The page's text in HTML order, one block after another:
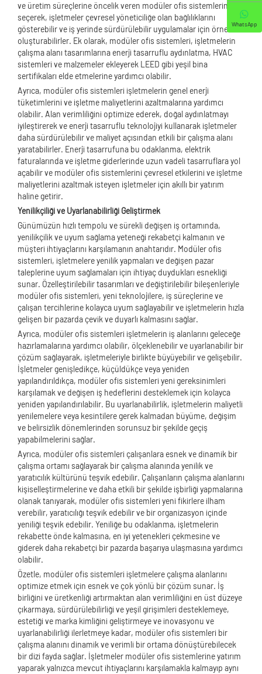
ve üretim süreçlerine öncelik veren modüler ofis sistemlerini
seçerek, işletmeler çevresel yöneticiliğe olan bağlılıklarını
gösterebilir ve iş yerinde sürdürülebilir uygulamalar için örnek
oluşturabilirler. Ek olarak, modüler ofis sistemleri, işletmelerin
çalışma alanı tasarımlarına enerji tasarruflu aydınlatma, HVAC
sistemleri ve malzemeler ekleyerek LEED gibi yeşil bina
sertifikaları elde etmelerine yardımcı olabilir.
Ayrıca, modüler ofis sistemleri işletmelerin genel enerji
tüketimlerini ve işletme maliyetlerini azaltmalarına yardımcı
olabilir. Alan verimliliğini optimize ederek, doğal aydınlatmayı
iyileştirerek ve enerji tasarruflu teknolojiyi kullanarak işletmeler
daha sürdürülebilir ve maliyet açısından etkili bir çalışma alanı
yaratabilirler. Enerji tasarrufuna bu odaklanma, elektrik
faturalarında ve işletme giderlerinde uzun vadeli tasarruflara yol
açabilir ve modüler ofis sistemlerini çevresel etkilerini ve işletme
maliyetlerini azaltmak isteyen işletmeler için akıllı bir yatırım
haline getirir.
Yenilikçiliği ve Uyarlanabilirliği Geliştirmek
Günümüzün hızlı tempolu ve sürekli değişen iş ortamında,
yenilikçilik ve uyum sağlama yeteneği rekabetçi kalmanın ve
müşteri ihtiyaçlarını karşılamanın anahtarıdır. Modüler ofis
sistemleri, işletmelere yenilik yapmaları ve değişen pazar
taleplerine uyum sağlamaları için ihtiyaç duydukları esnekliği
sunar. Özelleştirilebilir tasarımları ve değiştirilebilir bileşenleriyle
modüler ofis sistemleri, yeni teknolojilere, iş süreçlerine ve
çalışan tercihlerine kolayca uyum sağlayabilir ve işletmelerin hızla
gelişen bir pazarda çevik ve duyarlı kalmasını sağlar.
Ayrıca, modüler ofis sistemleri işletmelerin iş alanlarını geleceğe
hazırlamalarına yardımcı olabilir, ölçeklenebilir ve uyarlanabilir bir
çözüm sağlayarak, işletmeleriyle birlikte büyüyebilir ve gelişebilir.
İşletmeler genişledikçe, küçüldükçe veya yeniden
yapılandırıldıkça, modüler ofis sistemleri yeni gereksinimleri
karşılamak ve değişen iş hedeflerini desteklemek için kolayca
yeniden yapılandırılabilir. Bu uyarlanabilirlik, işletmelerin maliyetli
yenilemelere veya kesintilere gerek kalmadan büyüme, değişim
ve belirsizlik dönemlerinden sorunsuz bir şekilde geçiş
yapabilmelerini sağlar.
Ayrıca, modüler ofis sistemleri çalışanlara esnek ve dinamik bir
çalışma ortamı sağlayarak bir çalışma alanında yenilik ve
yaratıcılık kültürünü teşvik edebilir. Çalışanların çalışma alanlarını
kişiselleştirmelerine ve daha etkili bir şekilde işbirliği yapmalarına
olanak tanıyarak, modüler ofis sistemleri yeni fikirlere ilham
verebilir, yaratıcılığı teşvik edebilir ve bir organizasyon içinde
yeniliği teşvik edebilir. Yeniliğe bu odaklanma, işletmelerin
rekabette önde kalmasına, en iyi yetenekleri çekmesine ve
giderek daha rekabetçi bir pazarda başarıya ulaşmasına yardımcı
olabilir.
Özetle, modüler ofis sistemleri işletmelere çalışma alanlarını
optimize etmek için esnek ve çok yönlü bir çözüm sunar. İş
birliğini ve üretkenliği artırmaktan alan verimliliğini en üst düzeye
çıkarmaya, sürdürülebilirliği ve yeşil girişimleri desteklemeye,
estetiği ve marka kimliğini geliştirmeye ve inovasyonu ve
uyarlanabilirliği ilerletmeye kadar, modüler ofis sistemleri bir
çalışma alanını dinamik ve verimli bir ortama dönüştürebilecek
bir dizi fayda sağlar. İşletmeler modüler ofis sistemlerine yatırım
yaparak yalnızca mevcut ihtiyaçlarını karşılamakla kalmayıp aynı
WhatsApp